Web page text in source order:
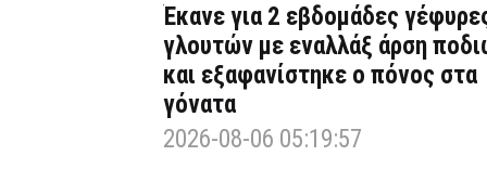
Έκανε για 2 εβδομάδες
γλουτών με εναλλάξ άρση
και εξαφανίστηκε ο πόνος στα
γόνατα
2026-08-06 05:19:57